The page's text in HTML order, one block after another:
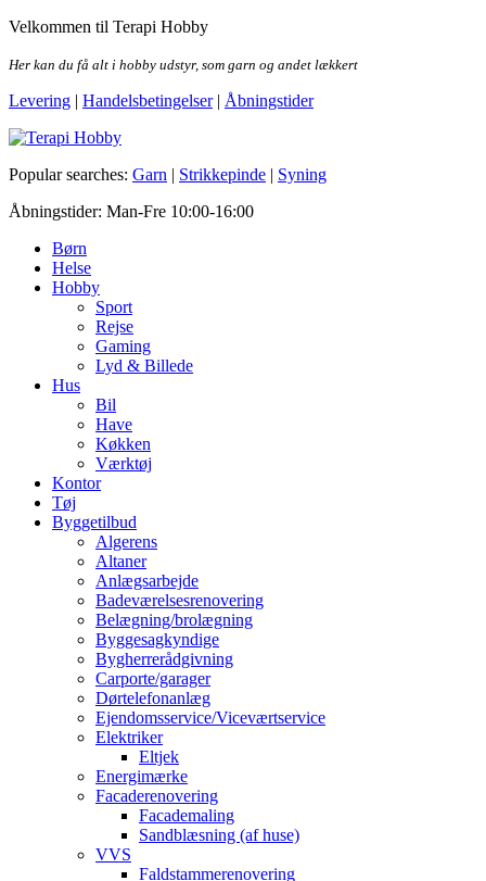
Skip
the
Velkommen til Terapi Hobby
Her kan du få alt i hobby udstyr, som garn og andet lækkert
Levering | Handelsbetingelser| Åbningstider
Terapi Hobby
Popular searches: Garn | Strikkepinde | Syning
Åbningstider: Man-Fre 10:00-16:00
Børn
Helse
Hobby
Sport
Rejse
Gaming
Lyd & Billede
Hus
Bil
Have
Køkken
Værktøj
Kontor
Tøj
Byggetilbud
Algerens
Altaner
Anlægsarbejde
Badeværelsesrenovering
Belægning/brolægning
Byggesagkyndige
Bygherrerådgivning
Carporte/garager
Dørtelefonanlæg
Ejendomsservice/Viceværtservice
Elektriker
Eltjek
Energimærke
Facaderenovering
Facademaling
Sandblæsning (af huse)
VVS
Faldstammerenovering